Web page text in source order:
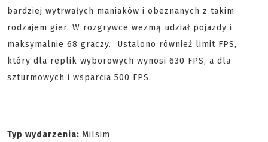
bardziej wytrwałych maniaków i obeznanych z takim
rodzajem gier. W rozgrywce wezmą udział pojazdy i
maksymalnie 68 graczy. Ustalono również limit FPS,
który dla replik wyborowych wynosi 630 FPS, a dla
szturmowych i wsparcia 500 FPS.
Typ wydarzenia: Milsim